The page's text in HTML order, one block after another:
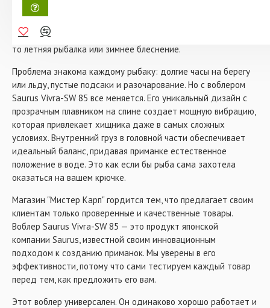
- Длина: 85 мм
- Вес: 20 гр
- Тип плавучести: тонущий
- Цвет: 327
ваша удочка превращается в волшебную палочку,
ваш надежный союзник в борьбе за трофейный улов, будь
то летняя рыбалка или зимнее блеснение.
Проблема знакома каждому рыбаку: долгие часы на берегу
или льду, пустые подсаки и разочарование. Но с воблером
Saurus Vivra-SW 85 все меняется. Его уникальный дизайн с
прозрачным плавником на спине создает мощную вибрацию,
которая привлекает хищника даже в самых сложных
условиях. Внутренний груз в головной части обеспечивает
идеальный баланс, придавая приманке естественное
положение в воде. Это как если бы рыба сама захотела
оказаться на вашем крючке.
Магазин "Мистер Карп" гордится тем, что предлагает своим
клиентам только проверенные и качественные товары.
Воблер Saurus Vivra-SW 85 — это продукт японской
компании Saurus, известной своим инновационным
подходом к созданию приманок. Мы уверены в его
эффективности, потому что сами тестируем каждый товар
перед тем, как предложить его вам.
Этот воблер универсален. Он одинаково хорошо работает и